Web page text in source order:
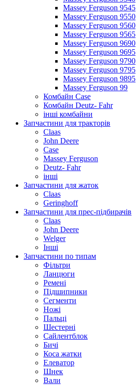
Massey Ferguson 9545
Massey Ferguson 9550
Massey Ferguson 9560
Massey Ferguson 9565
Massey Ferguson 9690
Massey Ferguson 9695
Massey Ferguson 9790
Massey Ferguson 9795
Massey Ferguson 9895
Massey Ferguson 99
Комбайн Case
Комбайн Deutz- Fahr
інші комбайни
Запчастини для тракторів
Claas
John Deere
Case
Massey Ferguson
Deutz- Fahr
інші
Запчастини для жаток
Claas
Geringhoff
Запчастини для прес-підбирачів
Claas
John Deere
Welger
Інші
Запчастини по типам
Фільтри
Ланцюги
Ремені
Підшипники
Сегменти
Ножі
Пальці
Шестерні
Сайлентблок
Бичі
Коса жатки
Елеватор
Шнек
Вали